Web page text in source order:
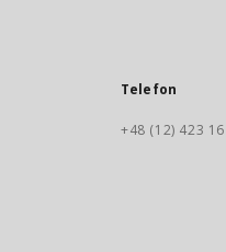
Telefon
+48 (12) 423